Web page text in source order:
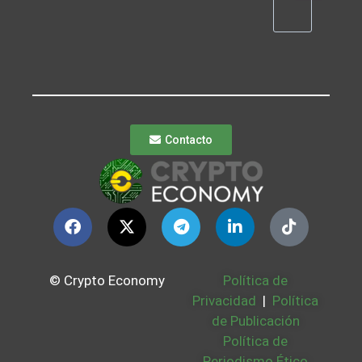
Contacto
© Crypto Economy
Política de
Privacidad | Política
de Publicación
Política de